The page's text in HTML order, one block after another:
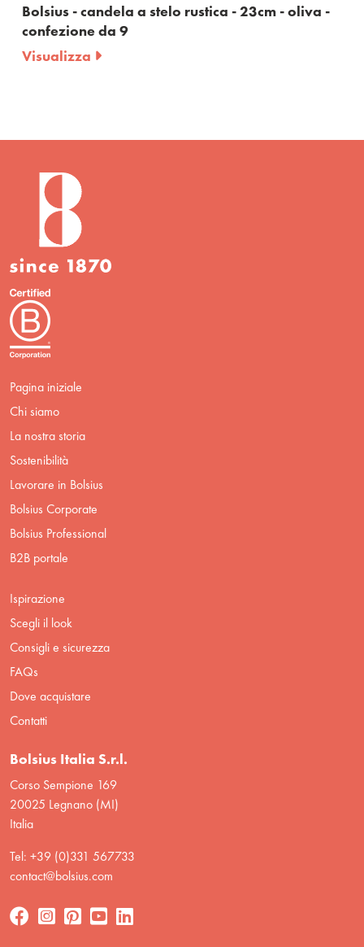
candela a stelo rustica - 23cm - oliva -
da 9
Bolsius -
Pagina iniziale
Chi siamo
La nostra storia
Sostenibilità
Lavorare in Bolsius
Bolsius Corporate
Bolsius Professional
B2B portale
Ispirazione
Scegli il look
Consigli e sicurezza
FAQs
Dove acquistare
Contatti
Bolsius Italia S.r.l.
Corso Sempione 169
20025 Legnano (MI)
Italia
Tel: +39 (0)331 567733
contact@bolsius.com